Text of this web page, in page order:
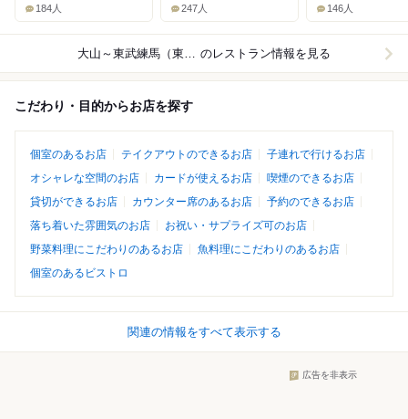
184人 247人 146人
大山～東武練馬（東武東上線） のレストラン情報を見る
こだわり・目的からお店を探す
個室のあるお店 テイクアウトのできるお店
子連れで行けるお店
オシャレな空間のお店
カードが使えるお店
喫煙のできるお店
貸切ができるお店
カウンター席のあるお店
予約のできるお店
落ち着いた雰囲気のお店
お祝い・サプライズ可のお店
野菜料理にこだわりのあるお店
魚料理にこだわりのあるお店
個室のあるビストロ
関連の情報をすべて表示する
広告を非表示